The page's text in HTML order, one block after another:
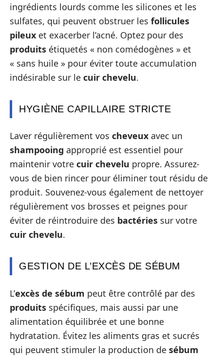
ingrédients lourds comme les silicones et les
sulfates, qui peuvent obstruer les follicules
pileux et exacerber l’acné. Optez pour des
produits étiquetés « non comédogènes » et
« sans huile » pour éviter toute accumulation
indésirable sur le cuir chevelu.
HYGIÈNE CAPILLAIRE STRICTE
Laver régulièrement vos cheveux avec un
shampooing approprié est essentiel pour
maintenir votre cuir chevelu propre. Assurez-
vous de bien rincer pour éliminer tout résidu de
produit. Souvenez-vous également de nettoyer
régulièrement vos brosses et peignes pour
éviter de réintroduire des bactéries sur votre
cuir chevelu.
GESTION DE L’EXCÈS DE SÉBUM
L’excès de sébum peut être contrôlé par des
produits spécifiques, mais aussi par une
alimentation équilibrée et une bonne
hydratation. Évitez les aliments gras et sucrés
qui peuvent stimuler la production de sébum